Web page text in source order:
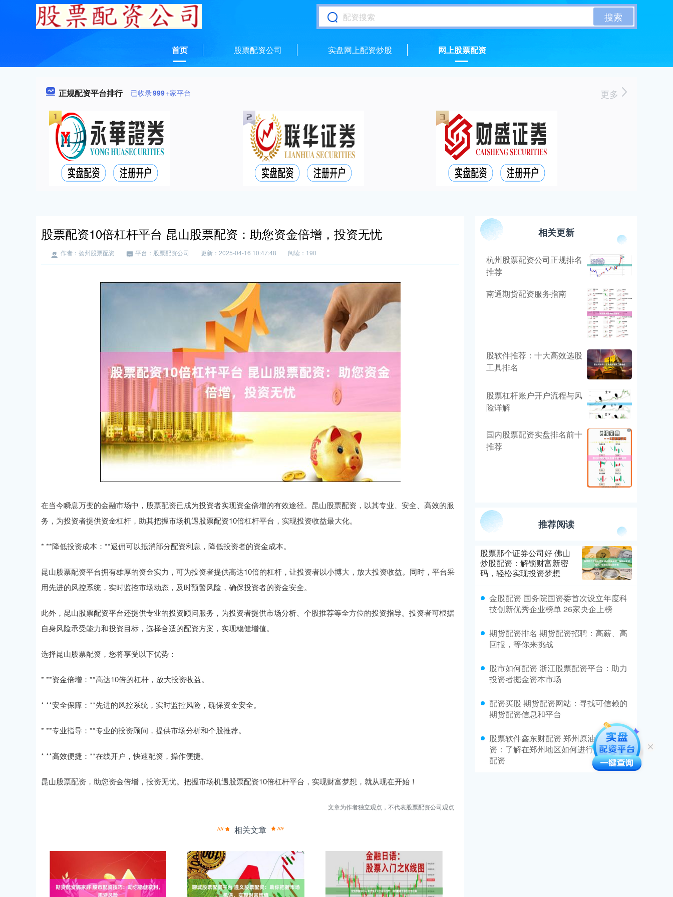
搜索
首页 股票配资公司 实盘网上配资炒股 网上股票配资
正规配资平台排行 已收录999+家平台 更多
股票配资10倍杠杆平台 昆山股票配资：助您资金倍增，投资无忧
作者：扬州股票配资 平台：股票配资公司 更新：2025-04-16 10:47:48 阅读：190
在当今瞬息万变的金融市场中，股票配资已成为投资者实现资金倍增的有效途径。昆山股票配资，以其专业、安全、高效的服
务，为投资者提供资金杠杆，助其把握市场机遇股票配资10倍杠杆平台，实现投资收益最大化。
* **降低投资成本：**返佣可以抵消部分配资利息，降低投资者的资金成本。
昆山股票配资平台拥有雄厚的资金实力，可为投资者提供高达10倍的杠杆，让投资者以小博大，放大投资收益。同时，平台采
用先进的风控系统，实时监控市场动态，及时预警风险，确保投资者的资金安全。
此外，昆山股票配资平台还提供专业的投资顾问服务，为投资者提供市场分析、个股推荐等全方位的投资指导。投资者可根据
自身风险承受能力和投资目标，选择合适的配资方案，实现稳健增值。
选择昆山股票配资，您将享受以下优势：
* **资金倍增：**高达10倍的杠杆，放大投资收益。
* **安全保障：**先进的风控系统，实时监控风险，确保资金安全。
* **专业指导：**专业的投资顾问，提供市场分析和个股推荐。
* **高效便捷：**在线开户，快速配资，操作便捷。
昆山股票配资，助您资金倍增，投资无忧。把握市场机遇股票配资10倍杠杆平台，实现财富梦想，就从现在开始！
文章为作者独立观点，不代表股票配资公司观点
相关文章
相关更新
杭州股票配资公司正规排名
推荐
南通期货配资服务指南
股软件推荐：十大高效选股
工具排名
股票杠杆账户开户流程与风
险详解
国内股票配资实盘排名前十
推荐
推荐阅读
股票那个证券公司好 佛山
炒股配资：解锁财富新密
码，轻松实现投资梦想
金股配资 国务院国资委首次设立年度科
技创新优秀企业榜单 26家央企上榜
期货配资排名 期货配资招聘：高薪、高
回报，等你来挑战
股市如何配资 浙江股票配资平台：助力
投资者掘金资本市场
配资买股 期货配资网站：寻找可信赖的
期货配资信息和平台
股票软件鑫东财配资 郑州原油期货配
资：了解在郑州地区如何进行原油期货
配资